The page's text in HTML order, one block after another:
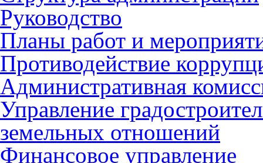
Руководство
Планы работ и
Противодействие
Административная
Управление
земельных отношений
Финансовое управление